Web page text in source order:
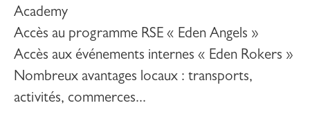
Academy
Accès au programme RSE « Eden Angels »
Accès aux événements internes « Eden Rokers »
Nombreux avantages locaux : transports,
activités, commerces...